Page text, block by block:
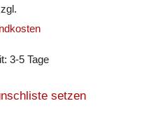
3-5 Tage
setzen